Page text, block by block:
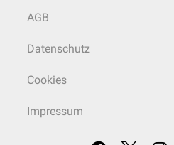
AGB
Datenschutz
Cookies
Impressum